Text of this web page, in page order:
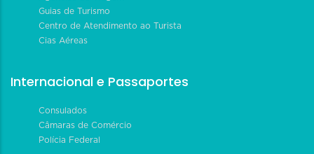
Guias de Turismo
Centro de Atendimento ao Turista
Cias Aéreas
Internacional e Passaportes
Consulados
Câmaras de Comércio
Polícia Federal